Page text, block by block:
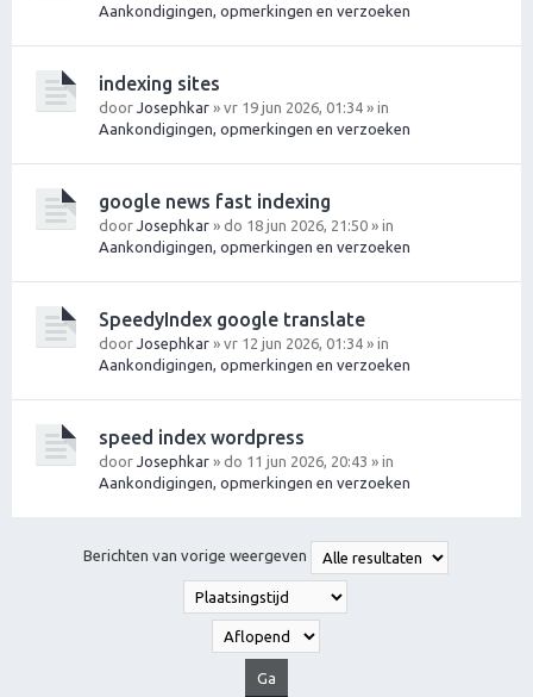
Aankondigingen, opmerkingen en verzoeken
indexing sites
door Josephkar » vr 19 jun 2026, 01:34 » in
Aankondigingen, opmerkingen en verzoeken
google news fast indexing
door Josephkar » do 18 jun 2026, 21:50 » in
Aankondigingen, opmerkingen en verzoeken
SpeedyIndex google translate
door Josephkar » vr 12 jun 2026, 01:34 » in
Aankondigingen, opmerkingen en verzoeken
speed index wordpress
door Josephkar » do 11 jun 2026, 20:43 » in
Aankondigingen, opmerkingen en verzoeken
Berichten van vorige weergeven